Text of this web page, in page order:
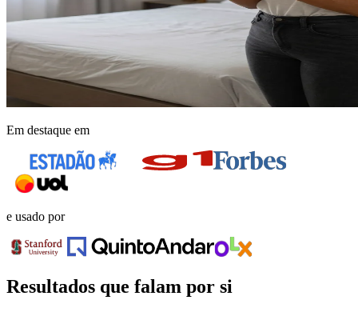
Em destaque em
e usado por
Resultados que falam por si